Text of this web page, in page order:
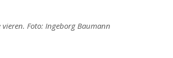
Foto: Ingeborg Baumann